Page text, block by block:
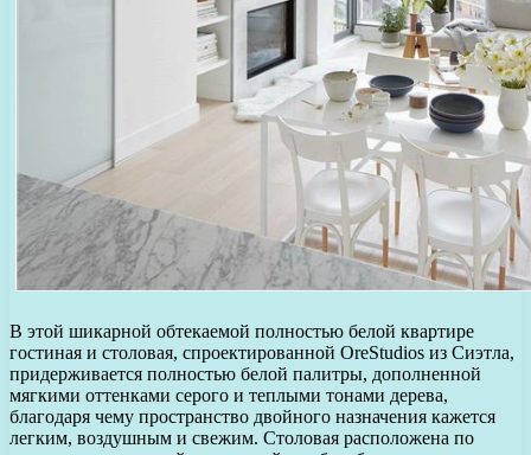
В этой шикарной обтекаемой полностью белой квартире
гостиная и столовая, спроектированной OreStudios из Сиэтла,
придерживается полностью белой палитры, дополненной
мягкими оттенками серого и теплыми тонами дерева,
благодаря чему пространство двойного назначения кажется
легким, воздушным и свежим. Столовая расположена по